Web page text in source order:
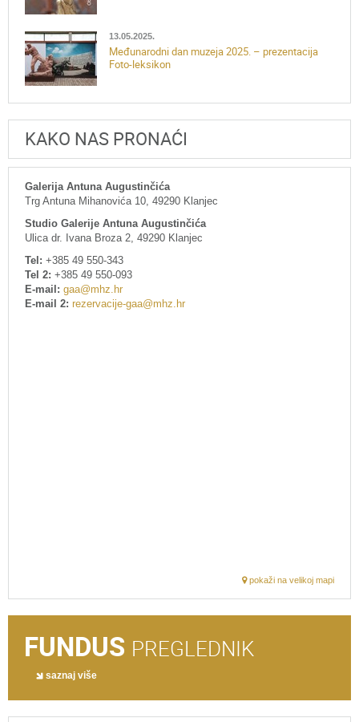
13.05.2025.
Međunarodni dan muzeja 2025. – prezentacija
Foto-leksikon
KAKO NAS PRONAĆI
Galerija Antuna Augustinčića
Trg Antuna Mihanovića 10, 49290 Klanjec
Studio Galerije Antuna Augustinčića
Ulica dr. Ivana Broza 2, 49290 Klanjec
Tel: +385 49 550-343
Tel 2: +385 49 550-093
E-mail: gaa@mhz.hr
E-mail 2: rezervacije-gaa@mhz.hr
pokaži na velikoj mapi
FUNDUS PREGLEDNIK
saznaj više